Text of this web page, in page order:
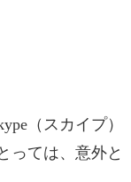
（スカイプ）
っては、意外と